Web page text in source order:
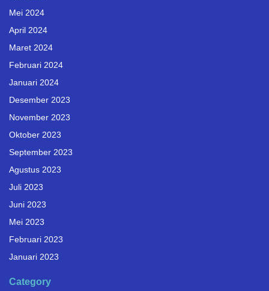
Mei 2024
April 2024
Maret 2024
Februari 2024
Januari 2024
Desember 2023
November 2023
Oktober 2023
September 2023
Agustus 2023
Juli 2023
Juni 2023
Mei 2023
Februari 2023
Januari 2023
Category